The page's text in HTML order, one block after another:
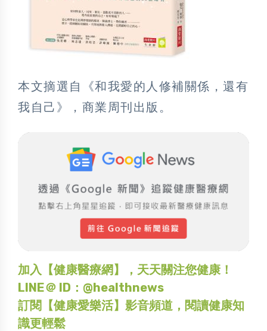
本文摘選自《和我愛的人修補關係，還有
我自己》，商業周刊出版。
加入【健康醫療網】，天天關注您健康！
LINE＠ ID：@healthnews
訂閱【健康愛樂活】影音頻道，閱讀健康知
識更輕鬆